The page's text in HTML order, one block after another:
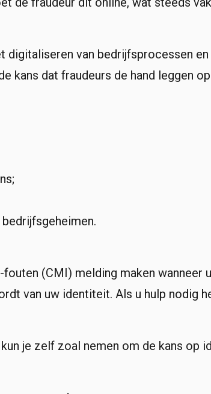
van bedrijfsprocessen
kans dat fraudeurs de hand leggen
(CMI) melding maken
van uw identiteit. Als u hulp nodig
je zelf zoal nemen om de kans op